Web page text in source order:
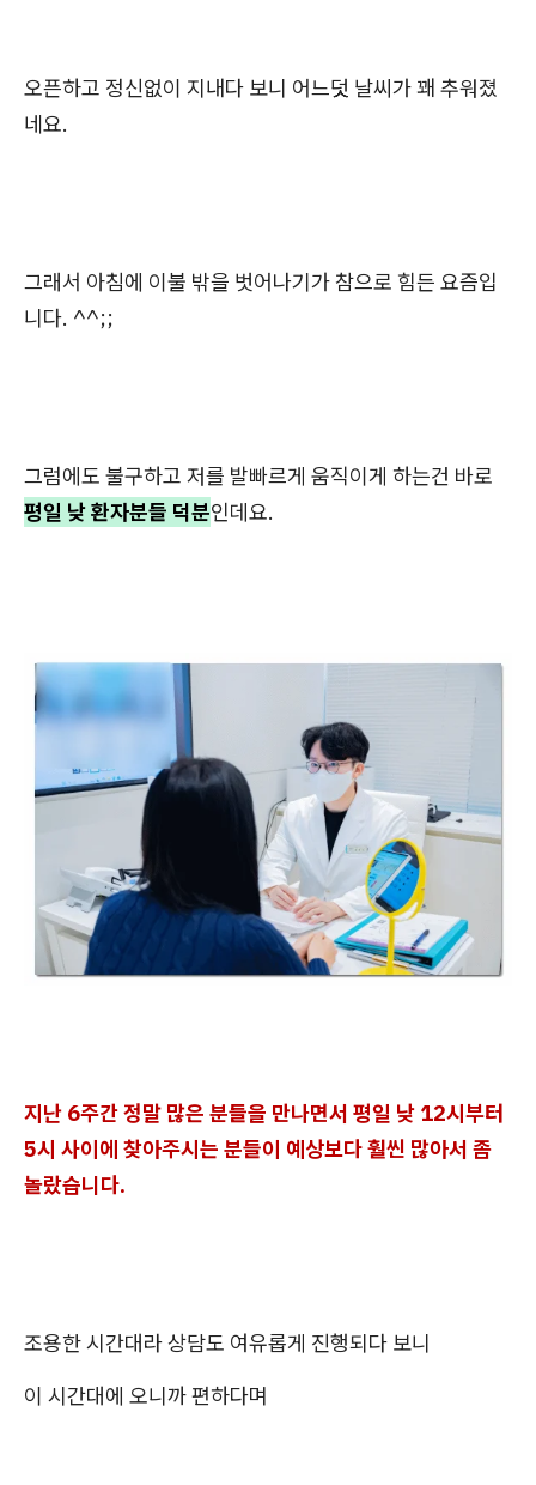
오픈하고 정신없이 지내다 보니 어느덧 날씨가 꽤 추워졌
네요.
그래서 아침에 이불 밖을 벗어나기가 참으로 힘든 요즘입
니다. ^^;;
그럼에도 불구하고 저를 발빠르게 움직이게 하는건 바로
평일 낮 환자분들 덕분인데요.
지난 6주간 정말 많은 분들을 만나면서 평일 낮 12시부터
5시 사이에 찾아주시는 분들이 예상보다 훨씬 많아서 좀
놀랐습니다.
조용한 시간대라 상담도 여유롭게 진행되다 보니
이 시간대에 오니까 편하다며